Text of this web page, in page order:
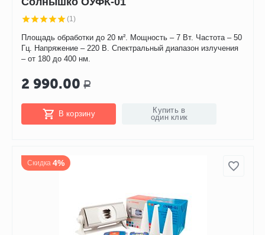
(1)
Площадь обработки до 20 м². Мощность – 7 Вт. Частота – 50
Гц. Напряжение – 220 В. Спектральный диапазон излучения
– от 180 до 400 нм.
2 990.00 Р
В корзину
Купить в
один клик
Скидка 4%